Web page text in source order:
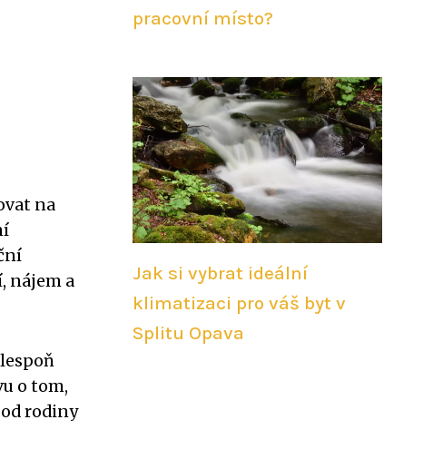
na
nájem a
o tom,
rodiny
pracovní místo?
Jak si vybrat ideální
klimatizaci pro váš byt v
Splitu Opava